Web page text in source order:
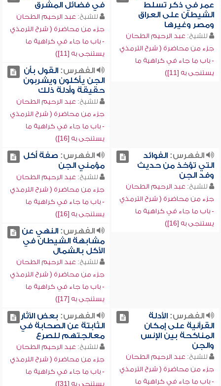
عمر في ذكر تسلط
الشيطان على العراق
ومصر وغيرها
للشيخ: عبد الرحيم الطحان
جزء من محاضرة ( شرح الترمذي
- باب ما جاء في كراهية ما
يستنجى به [11])
في فضائل المشرق
للشيخ: عبد الرحيم الطحان
جزء من محاضرة ( شرح الترمذي
- باب ما جاء في كراهية ما
يستنجى به [11])
الفهرس:القول بأن
الجن يأكلون ويشربون
حقيقة وأدلة ذلك
للشيخ: عبد الرحيم الطحان
جزء من محاضرة ( شرح الترمذي
- باب ما جاء في كراهية ما
يستنجى به [16])
الفهرس:الفوائد
التي تؤخذ من حديث
وفد الجن
للشيخ: عبد الرحيم الطحان
جزء من محاضرة ( شرح الترمذي
- باب ما جاء في كراهية ما
يستنجى به [16])
الفهرس: صفة أكل
مؤمني الجن
للشيخ: عبد الرحيم الطحان
جزء من محاضرة ( شرح الترمذي
- باب ما جاء في كراهية ما
يستنجى به [16])
الفهرس:النهي عن
مشابهة الشيطان في
الأكل بالشمال
للشيخ: عبد الرحيم الطحان
جزء من محاضرة ( شرح الترمذي
- باب ما جاء في كراهية ما
يستنجى به [17])
الفهرس:الأدلة
القرآنية على إمكان
المناكحة بين الإنس
والجن
للشيخ: عبد الرحيم الطحان
جزء من محاضرة ( شرح الترمذي
- باب ما جاء في كراهية ما
الفهرس: بعض الآثار
الثابتة عن الصحابة في
معالجتهم للصرع
للشيخ: عبد الرحيم الطحان
جزء من محاضرة ( شرح الترمذي
- باب ما جاء في كراهية ما
يستنجى به [31])